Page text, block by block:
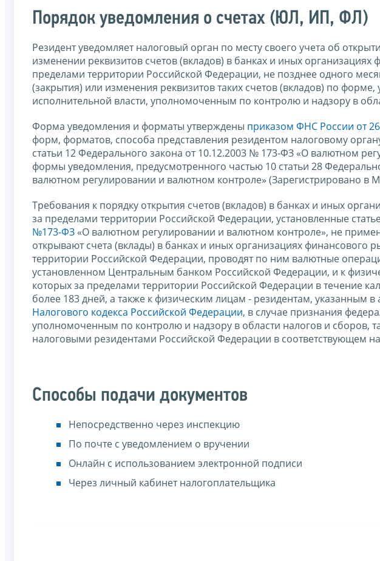
Порядок уведомления о счетах (ЮЛ, ИП, ФЛ)
Резидент уведомляет налоговый орган по месту своего учета об
изменении реквизитов счетов (вкладов) в банках и иных
пределами территории Российской Федерации, не позднее одного
(закрытия) или изменения реквизитов таких счетов (вкладов) по
исполнительной власти, уполномоченным по контролю и надзору в
Форма уведомления и форматы утверждены приказом ФНС России от
форм, форматов, способа представления резидентом налоговому
статьи 12 Федерального закона от 10.12.2003 № 173-ФЗ «О валютном
формы уведомления, предусмотренного частью 10 статьи 28
валютном регулировании и валютном контроле» (Зарегистрировано в
Требования к порядку открытия счетов (вкладов) в банках и иных
за пределами территории Российской Федерации, установленные
№173-ФЗ «О валютном регулировании и валютном контроле», не
открывают счета (вклады) в банках и иных организациях финансового
территории Российской Федерации, проводят по ним валютные
установленном Центральным банком Российской Федерации, и к
которых за пределами территории Российской Федерации в течение
более 183 дней, а также к физическим лицам - резидентам, указанным в
Налогового кодекса Российской Федерации, в случае признания
уполномоченным по контролю и надзору в области налогов и сборов,
налоговыми резидентами Российской Федерации в соответствующем
Способы подачи документов
Непосредственно через инспекцию
По почте с уведомлением о вручении
Онлайн с использованием электронной подписи
Через личный кабинет налогоплательщика